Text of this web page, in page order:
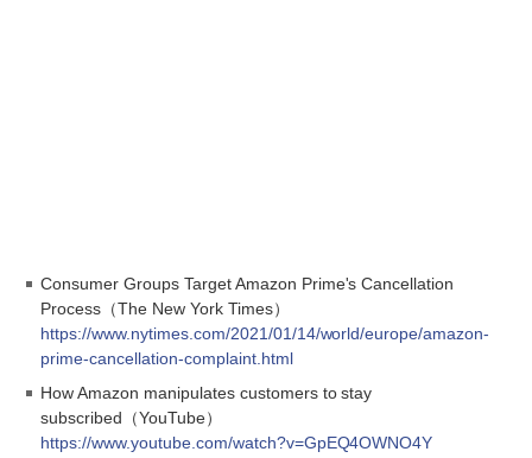
Consumer Groups Target Amazon Prime's Cancellation
Process（The New York Times）
https://www.nytimes.com/2021/01/14/world/europe/amazon-
prime-cancellation-complaint.html
How Amazon manipulates customers to stay
subscribed（YouTube）
https://www.youtube.com/watch?v=GpEQ4OWNO4Y